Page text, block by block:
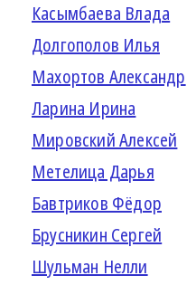
Касымбаева Влада
Долгополов Илья
Махортов Александр
Ларина Ирина
Мировский Алексей
Метелица Дарья
Бавтриков Фёдор
Брусникин Сергей
Шульман Нелли